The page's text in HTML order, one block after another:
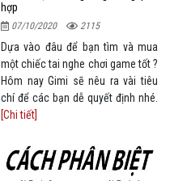
hợp
07/10/2020 2115
Dựa vào đâu để bạn tìm và mua
một chiếc tai nghe chơi game tốt ?
Hôm nay Gimi sẽ nêu ra vài tiêu
chí để các bạn dễ quyết định nhé.
[Chi tiết]